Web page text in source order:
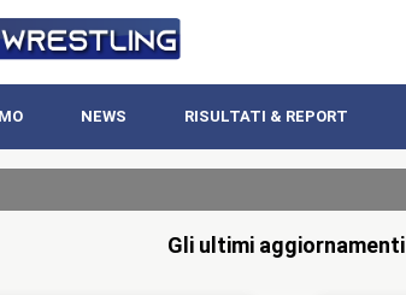
NEWS RISULTATI & REPORT
Gli ultimi aggiornamenti